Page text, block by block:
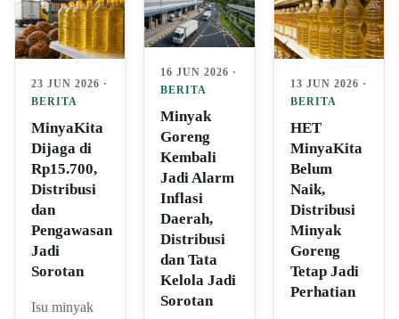
23 JUN 2026 ·
BERITA
MinyaKita
Dijaga di
Rp15.700,
Distribusi
dan
Pengawasan
Jadi
Sorotan
Isu minyak
16 JUN 2026 ·
BERITA
Minyak
Goreng
Kembali
Jadi Alarm
Inflasi
Daerah,
Distribusi
dan Tata
Kelola Jadi
Sorotan
13 JUN 2026 ·
BERITA
HET
MinyaKita
Belum
Naik,
Distribusi
Minyak
Goreng
Tetap Jadi
Perhatian